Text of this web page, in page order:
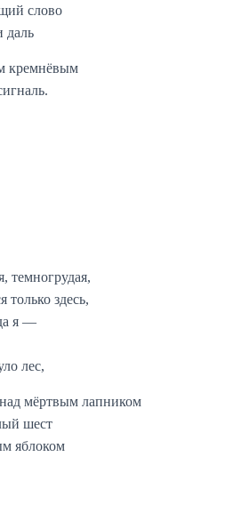
слово
даль
кремнёвым
темногрудая,
только здесь,
я —
лес,
мёртвым лапником
шест
яблоком